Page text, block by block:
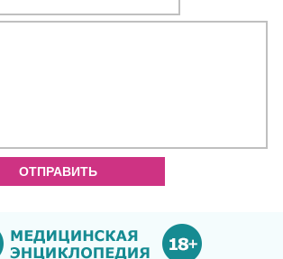
ОТПРАВИТЬ